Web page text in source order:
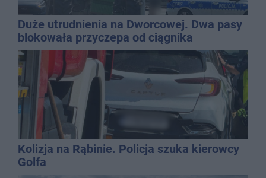
Duże utrudnienia na Dworcowej. Dwa pasy
blokowała przyczepa od ciągnika
Kolizja na Rąbinie. Policja szuka kierowcy
Golfa